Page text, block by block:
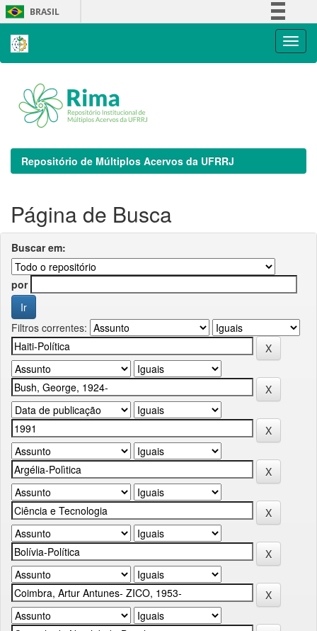
Skip
navigation
BRASIL
Repositório de Múltiplos Acervos da UFRRJ
Página de Busca
Buscar em:
por
Filtros correntes: